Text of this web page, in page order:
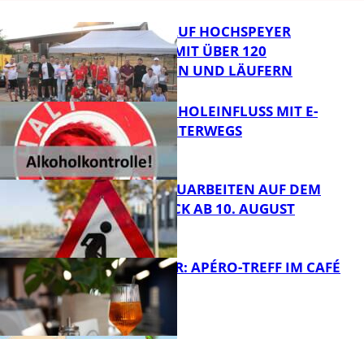
FB News
31. KERWELAUF HOCHSPEYER
BEGEISTERT MIT ÜBER 120
LÄUFERINNEN UND LÄUFERN
FB News
UNTER ALKOHOLEINFLUSS MIT E-
SCOOTER UNTERWEGS
FB News
STRASSENBAUARBEITEN AUF DEM B
ÄNNJERRÜCK AB 10. AUGUST
HOT SUMMER: APÉRO-TREFF IM CAFÉ
LUMA